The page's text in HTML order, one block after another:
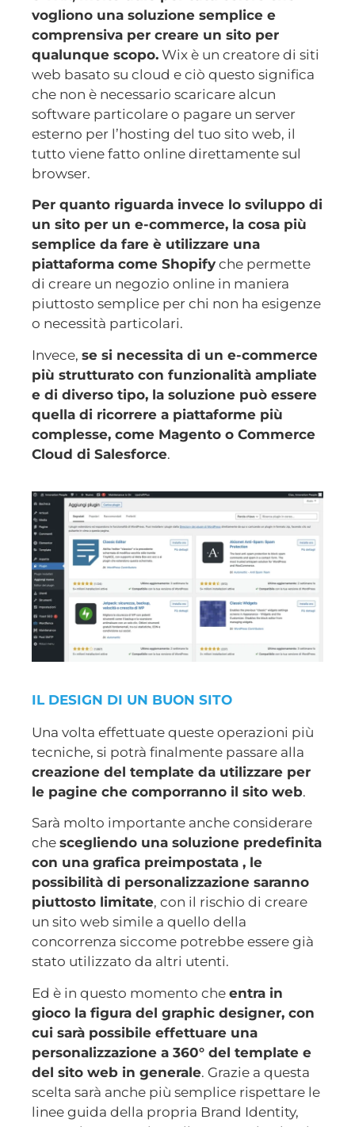
vogliono una soluzione semplice e
comprensiva per creare un sito per
qualunque scopo. Wix è un creatore di siti
web basato su cloud e ciò questo significa
che non è necessario scaricare alcun
software particolare o pagare un server
esterno per l’hosting del tuo sito web, il
tutto viene fatto online direttamente sul
browser.
Per quanto riguarda invece lo sviluppo di
un sito per un e-commerce, la cosa più
semplice da fare è utilizzare una
piattaforma come Shopify che permette
di creare un negozio online in maniera
piuttosto semplice per chi non ha esigenze
o necessità particolari.
Invece, se si necessita di un e-commerce
più strutturato con funzionalità ampliate
e di diverso tipo, la soluzione può essere
quella di ricorrere a piattaforme più
complesse, come Magento o Commerce
Cloud di Salesforce.
IL DESIGN DI UN BUON SITO
Una volta effettuate queste operazioni più
tecniche, si potrà finalmente passare alla
creazione del template da utilizzare per
le pagine che comporranno il sito web.
Sarà molto importante anche considerare
che scegliendo una soluzione predefinita
con una grafica preimpostata , le
possibilità di personalizzazione saranno
piuttosto limitate, con il rischio di creare
un sito web simile a quello della
concorrenza siccome potrebbe essere già
stato utilizzato da altri utenti.
Ed è in questo momento che entra in
gioco la figura del graphic designer, con
cui sarà possibile effettuare una
personalizzazione a 360° del template e
del sito web in generale. Grazie a questa
scelta sarà anche più semplice rispettare le
linee guida della propria Brand Identity,